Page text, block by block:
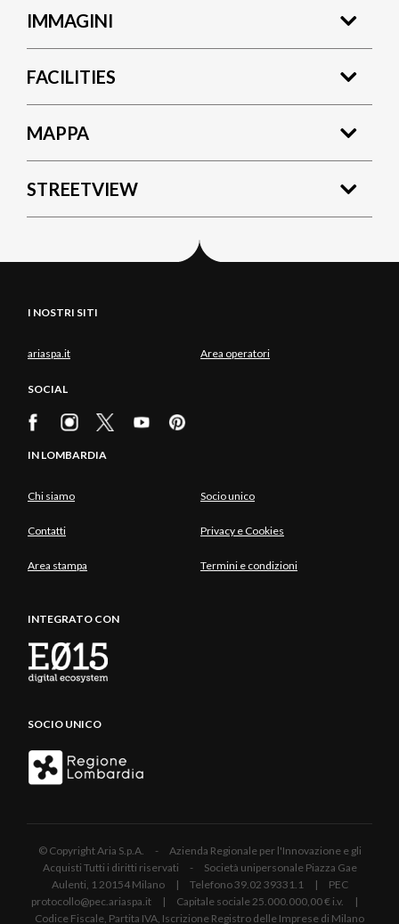
IMMAGINI
FACILITIES
MAPPA
STREETVIEW
I NOSTRI SITI
ariaspa.it Area operatori
SOCIAL
IN LOMBARDIA
Chi siamo Socio unico
Contatti Privacy e Cookies
Area stampa Termini e condizioni
INTEGRATO CON
SOCIO UNICO
© Copyright Aria S.p.A. - Azienda Regionale per l'Innovazione e gli
Acquisti Tutti i diritti riservati - Società unipersonale Piazza Gae
Aulenti, 1 20154 Milano | Telefono 39.02 39331.1 | PEC
protocollo@pec.ariaspa.it | Capitale sociale 25.000.000,00 € i.v. |
Codice Fiscale, Partita IVA, Iscrizione Registro delle Imprese di Milano